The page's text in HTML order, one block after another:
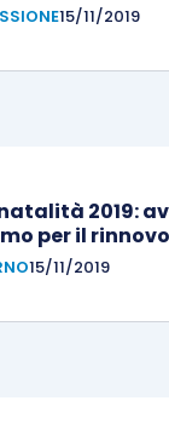
15/11/2019
2019:
per il rinnovo
15/11/2019